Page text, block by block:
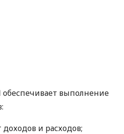
выполнение
и расходов;